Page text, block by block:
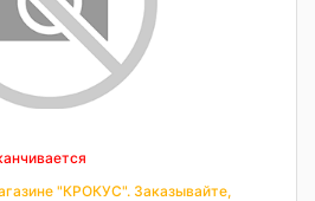
"КРОКУС". Заказывайте,